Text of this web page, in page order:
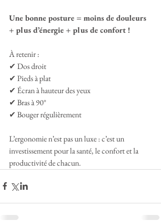
Une bonne posture = moins de douleurs
+ plus d’énergie + plus de confort !
À retenir :
✔ Dos droit
✔ Pieds à plat
✔ Écran à hauteur des yeux
✔ Bras à 90°
✔ Bouger régulièrement
L’ergonomie n’est pas un luxe : c’est un
investissement pour la santé, le confort et la
productivité de chacun.